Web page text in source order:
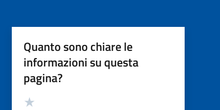
Quanto sono chiare le
informazioni su questa
pagina?
Valutazione